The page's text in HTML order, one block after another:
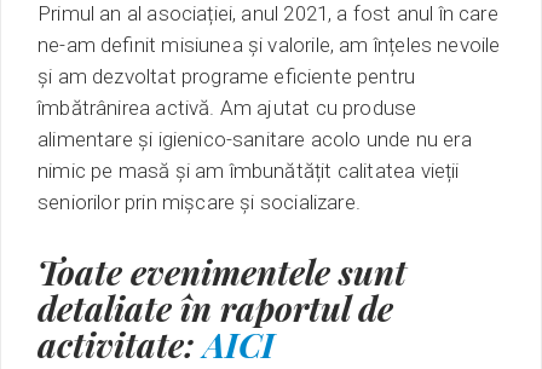
Primul an al asociației, anul 2021, a fost anul în care
ne-am definit misiunea și valorile, am înțeles nevoile
și am dezvoltat programe eficiente pentru
îmbătrânirea activă. Am ajutat cu produse
alimentare și igienico-sanitare acolo unde nu era
nimic pe masă și am îmbunătățit calitatea vieții
seniorilor prin mișcare și socializare.
Toate evenimentele sunt
detaliate în raportul de
activitate:AICI